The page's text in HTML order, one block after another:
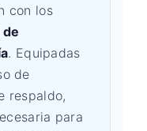
con los
de
. Equipadas
de
respaldo,
para